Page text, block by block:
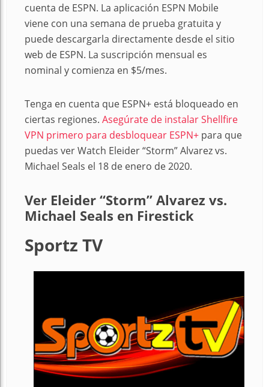
cuenta de ESPN. La aplicación ESPN Mobile
viene con una semana de prueba gratuita y
puede descargarla directamente desde el sitio
web de ESPN. La suscripción mensual es
nominal y comienza en $5/mes.
Tenga en cuenta que ESPN+ está bloqueado en
ciertas regiones. Asegúrate de instalar Shellfire
VPN primero para desbloquear ESPN+ para que
puedas ver Watch Eleider “Storm” Alvarez vs.
Michael Seals el 18 de enero de 2020.
Ver Eleider “Storm” Alvarez vs.
Michael Seals en Firestick
Sportz TV